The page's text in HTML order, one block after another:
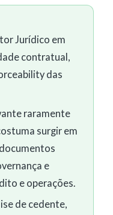
Jurídico em
contratual,
das
raramente
surgir em
e
e operações.
de cedente,